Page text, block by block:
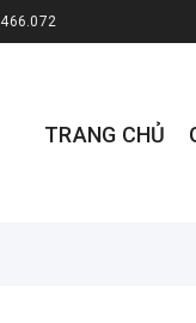
TRANG CHỦ